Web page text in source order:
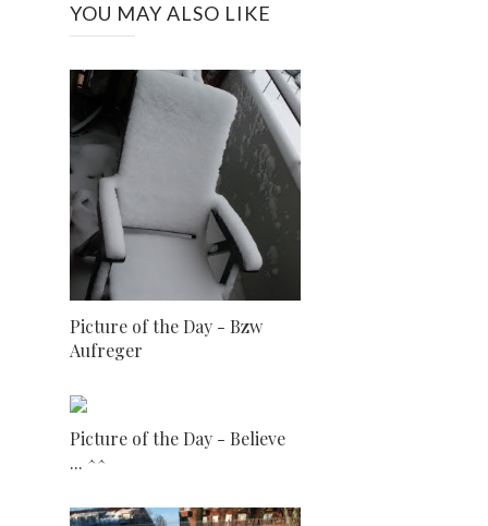
YOU MAY ALSO LIKE
Picture of the Day - Bzw
Aufreger
Picture of the Day - Believe
... ^^